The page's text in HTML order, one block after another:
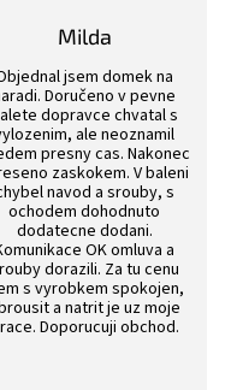
Milda
jsem domek na
Doručeno v pevne
dopravce chvatal s
ale neoznamil
presny cas. Nakonec
zaskokem. V baleni
navod a srouby, s
ochodem dohodnuto
dodatecne dodani.
OK omluva a
dorazili. Za tu cenu
s vyrobkem spokojen,
a natrit je uz moje
Doporucuji obchod.